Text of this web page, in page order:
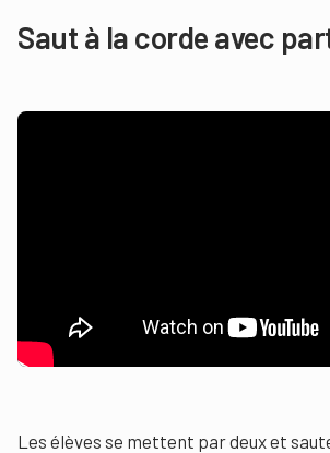
Saut à la corde avec
Les élèves se mettent par deux et